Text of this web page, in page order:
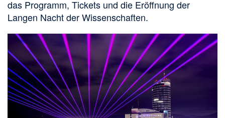
das Programm, Tickets und die Eröffnung der
Langen Nacht der Wissenschaften.